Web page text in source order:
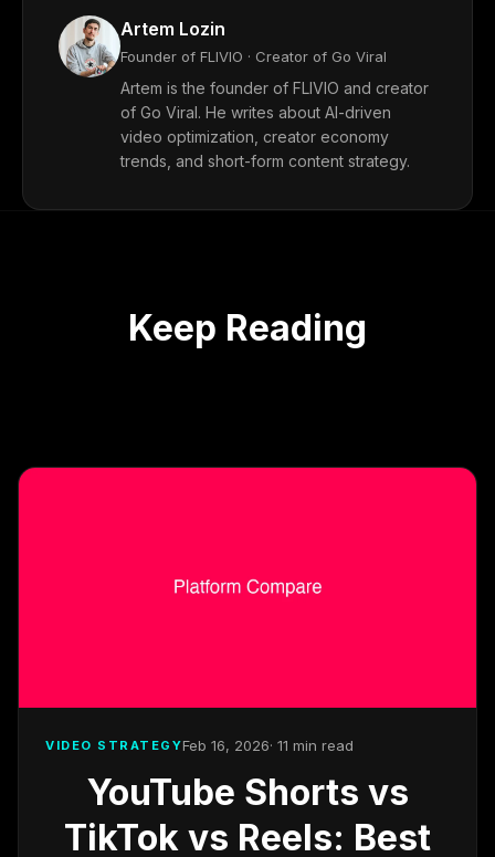
Artem Lozin
Founder of FLIVIO · Creator of Go Viral
Artem is the founder of FLIVIO and creator
of Go Viral. He writes about AI-driven
video optimization, creator economy
trends, and short-form content strategy.
Keep Reading
VIDEO STRATEGYFeb 16, 2026· 11 min read
YouTube Shorts vs
TikTok vs Reels: Best